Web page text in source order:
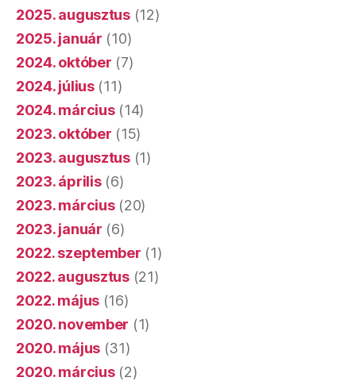
2025. augusztus(12)
2025. január (10)
2024. október (7)
2024. július(11)
2024. március(14)
2023. október (15)
2023. augusztus(1)
2023. április(6)
2023. március(20)
2023. január (6)
2022. szeptember (1)
2022. augusztus(21)
2022. május (16)
2020. november (1)
2020. május (31)
2020. március(2)